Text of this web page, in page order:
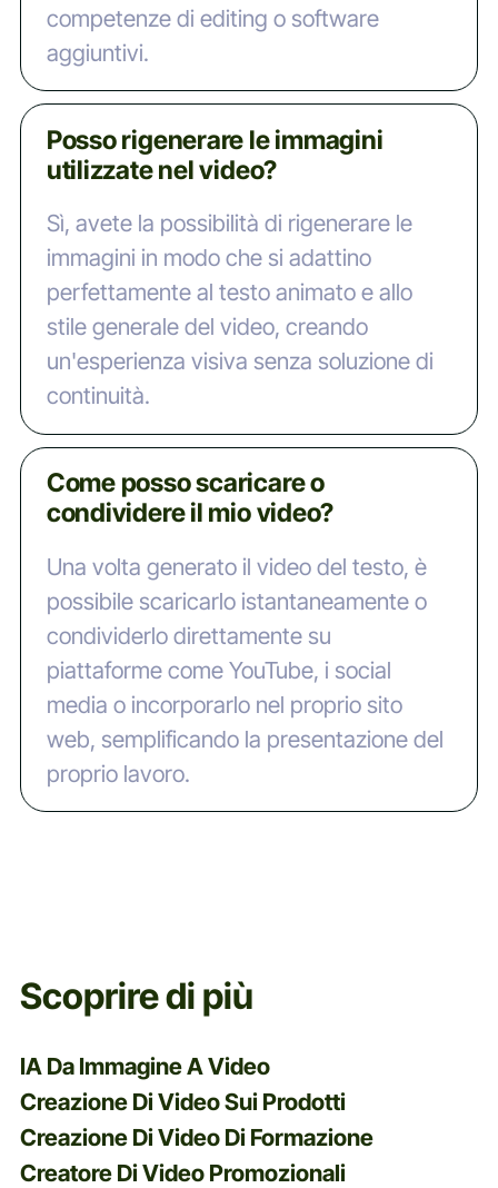
competenze di editing o software
aggiuntivi.
Posso rigenerare le immagini
utilizzate nel video?
Sì, avete la possibilità di rigenerare le
immagini in modo che si adattino
perfettamente al testo animato e allo
stile generale del video, creando
un'esperienza visiva senza soluzione di
continuità.
Come posso scaricare o
condividere il mio video?
Una volta generato il video del testo, è
possibile scaricarlo istantaneamente o
condividerlo direttamente su
piattaforme come YouTube, i social
media o incorporarlo nel proprio sito
web, semplificando la presentazione del
proprio lavoro.
Scoprire di più
IA Da Immagine A Video
Creazione Di Video Sui Prodotti
Creazione Di Video Di Formazione
Creatore Di Video Promozionali